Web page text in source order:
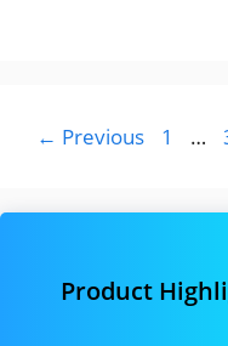
← Previous Page
1 …
Product